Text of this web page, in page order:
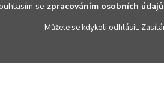
se zpracováním osobních údajů
Můžete se kdykoli odhlásit.